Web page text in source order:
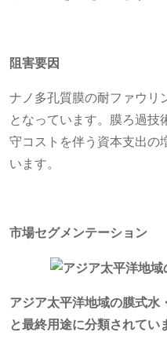
阻害要因
ナノ多孔質膜の耐ファウリ
となっています。膜ろ過技
守コストを伴う資本支出の
います。
市場セグメンテーション
アジア太平洋地域の膜式水
と最終用途に分類されてい